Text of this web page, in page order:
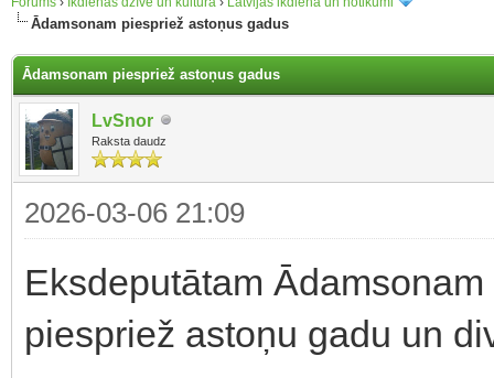
Ādamsonam piespriež astoņus gadus
Ādamsonam piespriež astoņus gadus
LvSnor
Raksta daudz
2026-03-06 21:09
Eksdeputātam
piespriež astoņu gadu un